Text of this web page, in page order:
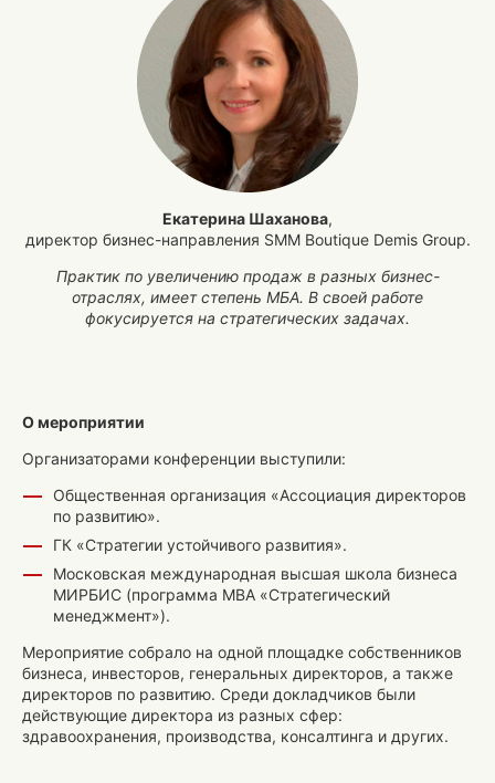
Екатерина Шаханова,
директор бизнес-направления SMM Boutique Demis Group.
Практик по увеличению продаж в разных бизнес-
отраслях, имеет степень МБА. В своей работе
фокусируется на стратегических задачах.
О мероприятии
Организаторами конференции выступили:
Общественная организация «Ассоциация директоров
по развитию».
ГК «Стратегии устойчивого развития».
Московская международная высшая школа бизнеса
МИРБИС (программа МВА «Стратегический
менеджмент»).
Мероприятие собрало на одной площадке собственников
бизнеса, инвесторов, генеральных директоров, а также
директоров по развитию. Среди докладчиков были
действующие директора из разных сфер:
здравоохранения, производства, консалтинга и других.